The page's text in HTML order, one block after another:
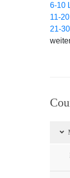
6-10
11-
21-